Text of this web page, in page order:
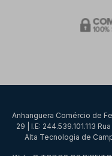
Anhanguera Comércio de
29 | I.E: 244.539.101.113
Alta Tecnologia de